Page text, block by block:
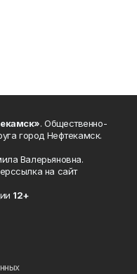
. Общественно-
город Нефтекамск.
Валерьяновна.
на сайт
12+